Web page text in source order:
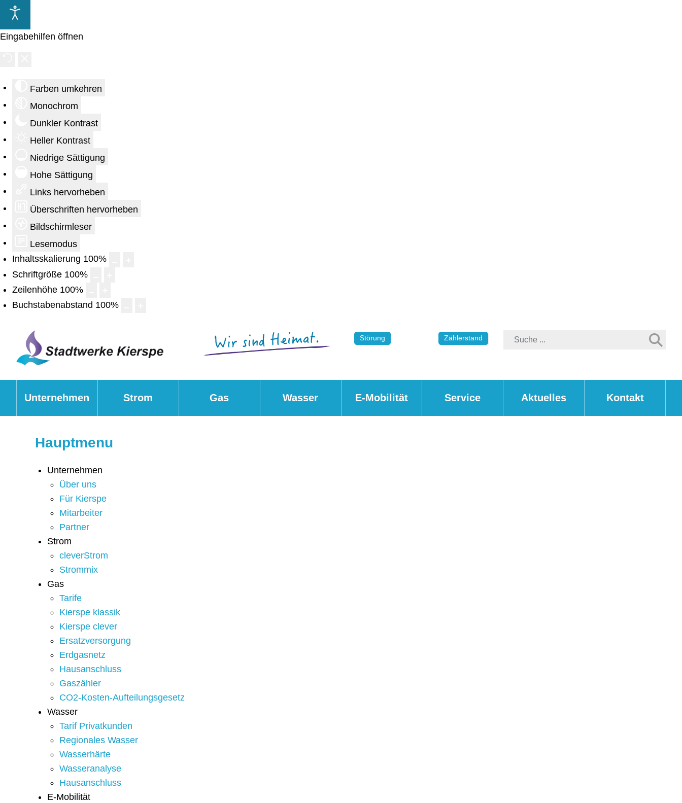
Eingabehilfen öffnen
Farben umkehren
Monochrom
Dunkler Kontrast
Heller Kontrast
Niedrige Sättigung
Hohe Sättigung
Links hervorheben
Überschriften hervorheben
Bildschirmleser
Lesemodus
Inhaltsskalierung 100%
Schriftgröße 100%
Zeilenhöhe 100%
Buchstabenabstand 100%
Störung Zählerstand
Unternehmen Strom Gas Wasser E-Mobilität Service Aktuelles Kontakt
Hauptmenu
Unternehmen
Über uns
Für Kierspe
Mitarbeiter
Partner
Strom
cleverStrom
Strommix
Gas
Tarife
Kierspe klassik
Kierspe clever
Ersatzversorgung
Erdgasnetz
Hausanschluss
Gaszähler
CO2-Kosten-Aufteilungsgesetz
Wasser
Tarif Privatkunden
Regionales Wasser
Wasserhärte
Wasseranalyse
Hausanschluss
E-Mobilität